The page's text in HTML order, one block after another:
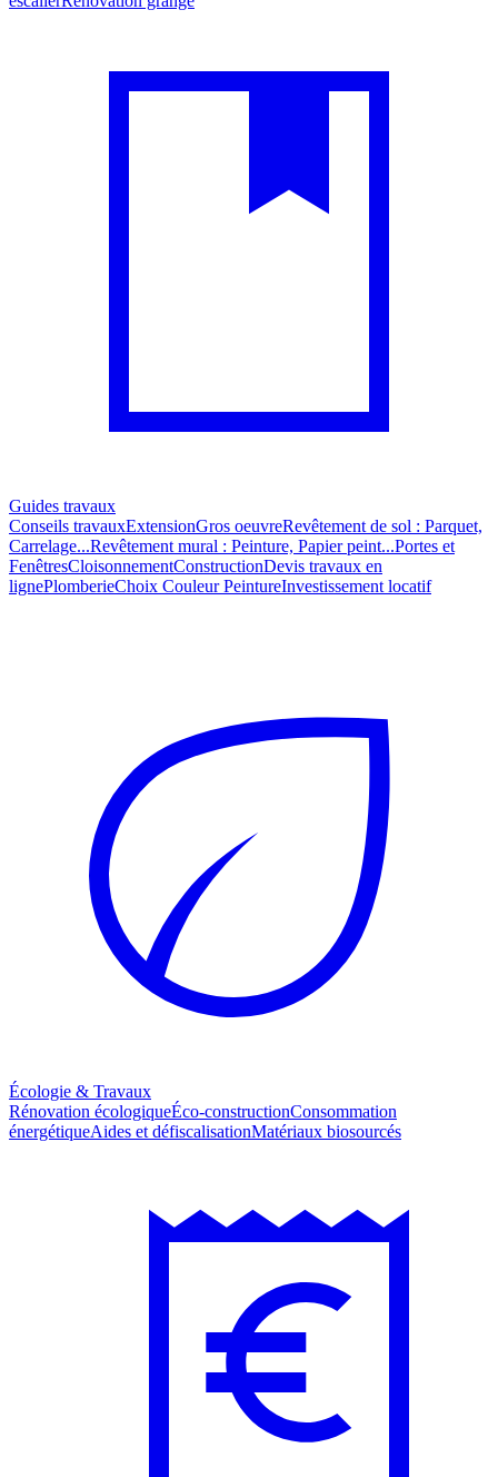
Guides travaux
Conseils travauxExtensionGros oeuvreRevêtement de sol : Parquet,
Carrelage...Revêtement mural : Peinture, Papier peint...Portes et
FenêtresCloisonnementConstructionDevis travaux en
lignePlomberieChoix Couleur PeintureInvestissement locatif
Écologie & Travaux
Rénovation écologiqueÉco-constructionConsommation
énergétiqueAides et défiscalisationMatériaux biosourcés